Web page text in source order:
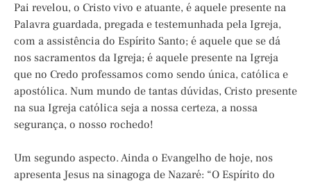
Pai revelou, o Cristo vivo e atuante, é aquele presente na
Palavra guardada, pregada e testemunhada pela Igreja,
com a assistência do Espírito Santo; é aquele que se dá
nos sacramentos da Igreja; é aquele presente na Igreja
que no Credo professamos como sendo única, católica e
apostólica. Num mundo de tantas dúvidas, Cristo presente
na sua Igreja católica seja a nossa certeza, a nossa
segurança, o nosso rochedo!
Um segundo aspecto. Ainda o Evangelho de hoje, nos
apresenta Jesus na sinagoga de Nazaré: “O Espírito do